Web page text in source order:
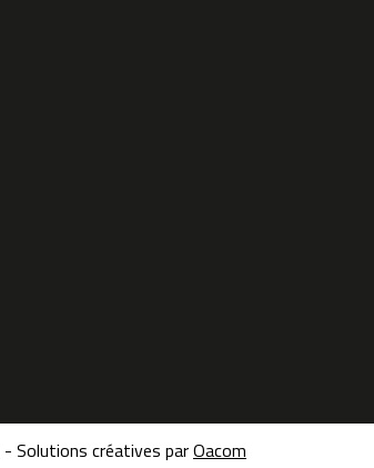
- Solutions créatives parOacom